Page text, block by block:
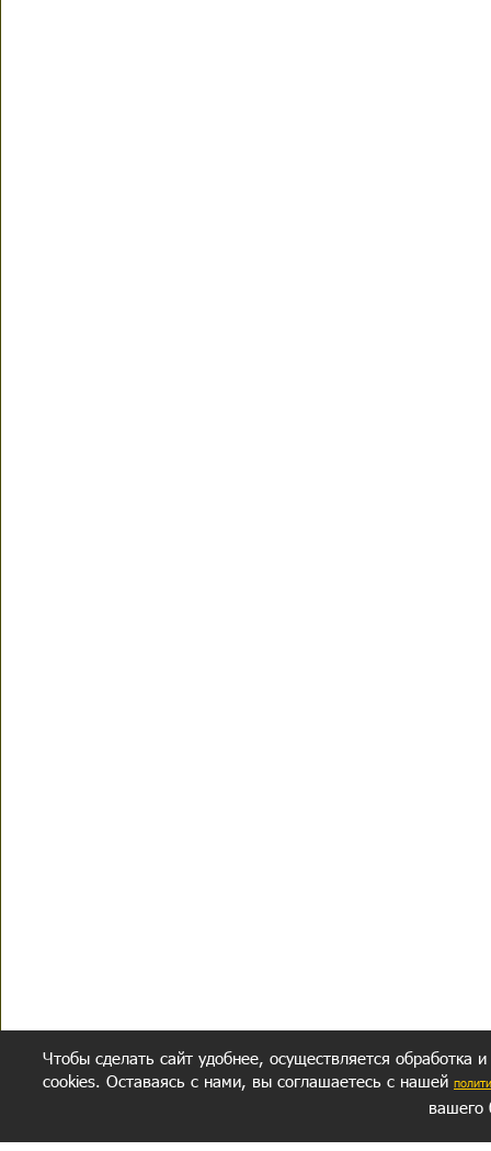
Чтобы сделать сайт удобнее, осуществляется обработка
cookies. Оставаясь с нами, вы соглашаетесь с нашей
вашего